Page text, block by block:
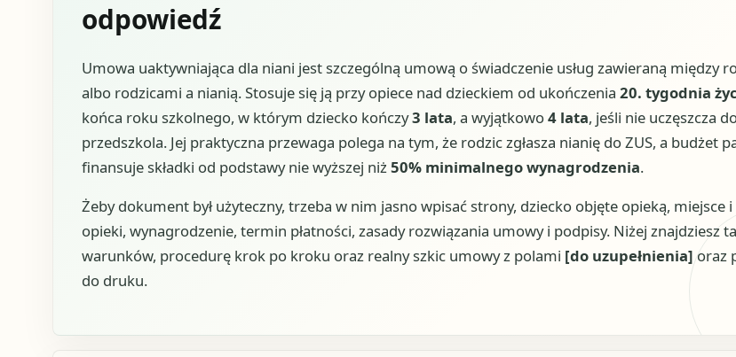
odpowiedź
Umowa uaktywniająca dla niani jest szczególną umową o świadczenie usług zawieraną między
albo rodzicami a nianią. Stosuje się ją przy opiece nad dzieckiem od ukończenia 20. tygodnia
końca roku szkolnego, w którym dziecko kończy3 lata, a wyjątkowo4 lata, jeśli nie uczęszcza
przedszkola. Jej praktyczna przewaga polega na tym, że rodzic zgłasza nianię do ZUS, a budżet
finansuje składki od podstawy nie wyższej niż50% minimalnego wynagrodzenia.
Żeby dokument był użyteczny, trzeba w nim jasno wpisać strony, dziecko objęte opieką, miejsce i
opieki, wynagrodzenie, termin płatności, zasady rozwiązania umowy i podpisy. Niżej znajdziesz
warunków, procedurę krok po kroku oraz realny szkic umowy z polami [do uzupełnienia] oraz
do druku.